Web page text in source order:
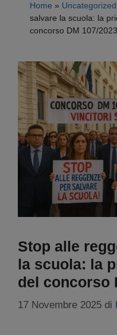
Home » Uncategorized
salvare la scuola: la
concorso DM 107/2023
Stop alle
la scuola: la
del concorso
17 Novembre 2025 di